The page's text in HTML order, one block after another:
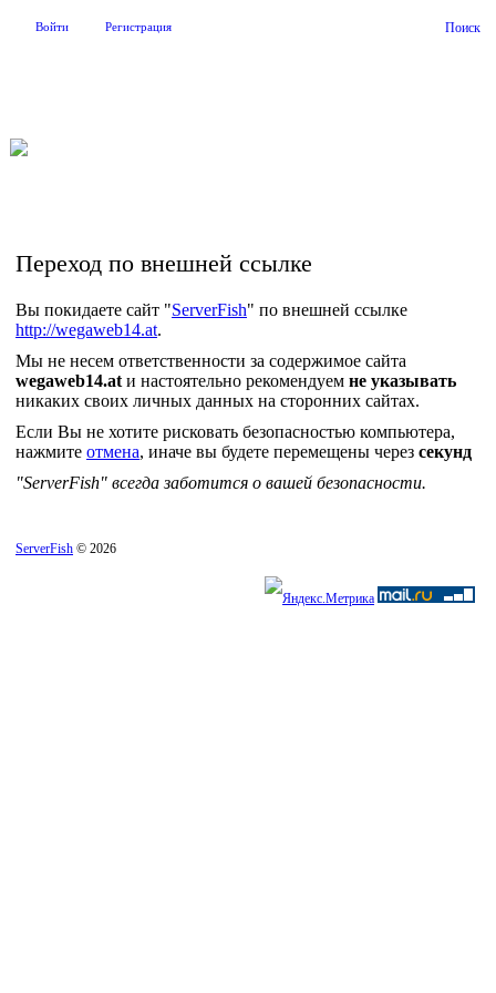
Войти Регистрация Поиск
Переход по внешней ссылке
Вы покидаете сайт "ServerFish" по внешней ссылке
http://wegaweb14.at.
Мы не несем ответственности за содержимое сайта
wegaweb14.at и настоятельно рекомендуем не указывать
никаких своих личных данных на сторонних сайтах.
Если Вы не хотите рисковать безопасностью компьютера,
нажмите отмена, иначе вы будете перемещены через секунд
"ServerFish" всегда заботится о вашей безопасности.
ServerFish © 2026